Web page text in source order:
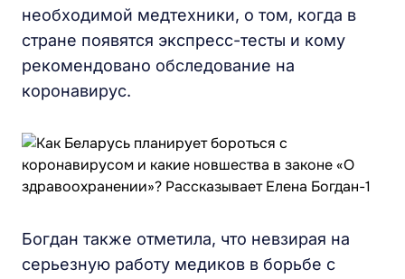
необходимой медтехники, о том, когда в
стране появятся экспресс-тесты и кому
рекомендовано обследование на
коронавирус.
Богдан также отметила, что невзирая на
серьезную работу медиков в борьбе с